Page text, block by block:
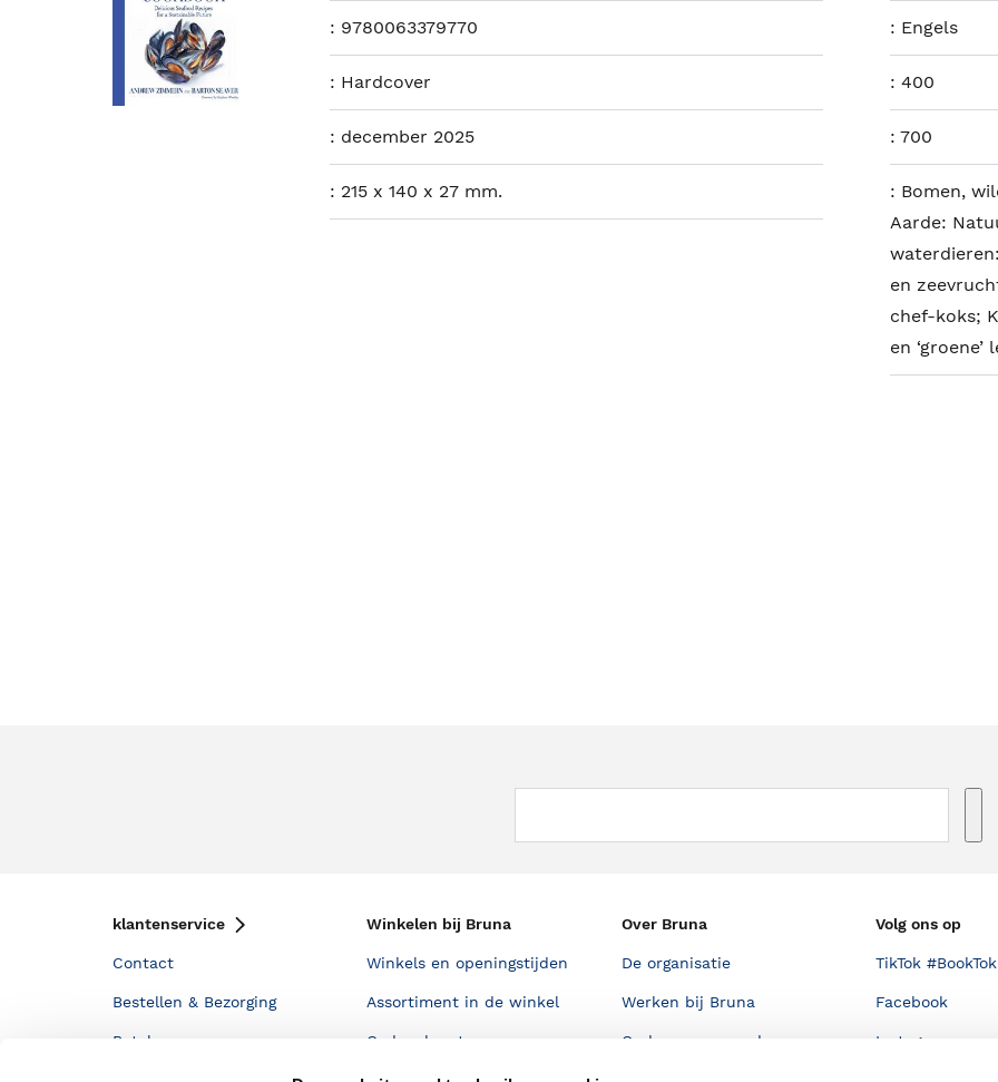
: 9780063379770 : Engels
: Hardcover :400
: december 2025 :700
: 215 x 140 x 27 mm. : Bomen,
Aarde:
en
chef-koks;
en
klantenservice
Contact
Bestellen & Bezorging
Betalen
Winkelen bij Bruna
Winkels en openingstijden
Assortiment in de winkel
Cadeaukaarten
Over Bruna
De organisatie
Werken bij Bruna
Ondernemer worden
Volg ons op
TikTok #BookTok
Facebook
Instagram